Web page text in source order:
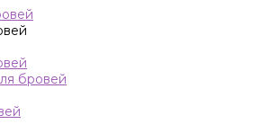
бровей